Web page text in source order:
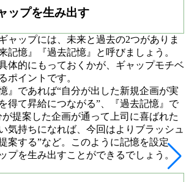
ップを生み出す
ャップには、未来と過去の2つがありま
記憶』『過去記憶』と呼びましょう。
体的にもっておくかが、ギャップモチベ
ポイントです。
』であれば“自分が出した新規企画が実
得て昇給につながる”、『過去記憶』で
提案した企画が通って上司に喜ばれた
気持ちになれば、今回はよりブラッシュ
案する”など。このように記憶を設定
プを生み出すことができるでしょう。